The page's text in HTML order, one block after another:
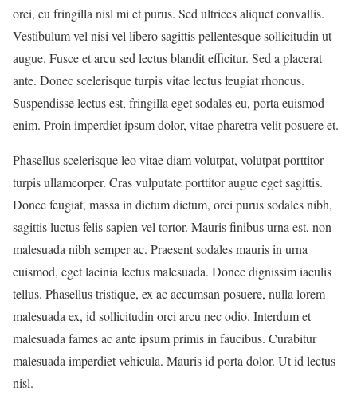
orci, eu fringilla nisl mi et purus. Sed ultrices aliquet convallis.
Vestibulum vel nisi vel libero sagittis pellentesque sollicitudin ut
augue. Fusce et arcu sed lectus blandit efficitur. Sed a placerat
ante. Donec scelerisque turpis vitae lectus feugiat rhoncus.
Suspendisse lectus est, fringilla eget sodales eu, porta euismod
enim. Proin imperdiet ipsum dolor, vitae pharetra velit posuere et.
Phasellus scelerisque leo vitae diam volutpat, volutpat porttitor
turpis ullamcorper. Cras vulputate porttitor augue eget sagittis.
Donec feugiat, massa in dictum dictum, orci purus sodales nibh,
sagittis luctus felis sapien vel tortor. Mauris finibus urna est, non
malesuada nibh semper ac. Praesent sodales mauris in urna
euismod, eget lacinia lectus malesuada. Donec dignissim iaculis
tellus. Phasellus tristique, ex ac accumsan posuere, nulla lorem
malesuada ex, id sollicitudin orci arcu nec odio. Interdum et
malesuada fames ac ante ipsum primis in faucibus. Curabitur
malesuada imperdiet vehicula. Mauris id porta dolor. Ut id lectus
nisl.